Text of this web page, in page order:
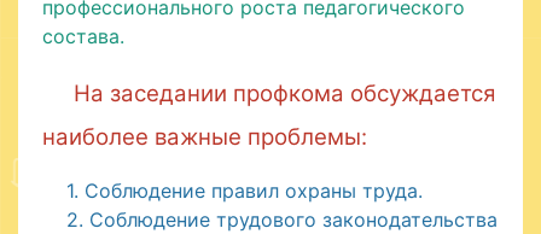
профессионального роста педагогического
состава.
На заседании профкома обсуждается
наиболее важные проблемы:
1. Соблюдение правил охраны труда.
2. Соблюдение трудового законодательства